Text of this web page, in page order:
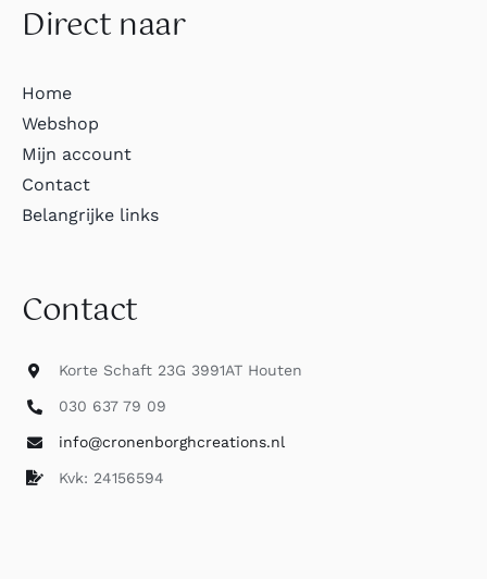
Direct naar
Home
Webshop
Mijn account
Contact
Belangrijke links
Contact
Korte Schaft 23G 3991AT Houten
030 637 79 09
info@cronenborghcreations.nl
Kvk: 24156594